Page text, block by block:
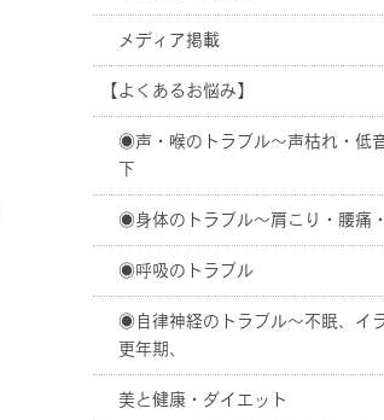
メディア掲載
【よくあるお悩み】
◉声・喉のトラブル〜声枯れ・低
下
◉身体のトラブル〜肩こり・腰痛
◉呼吸のトラブル
◉自律神経のトラブル〜不眠、イラ
更年期、
美と健康・ダイエット